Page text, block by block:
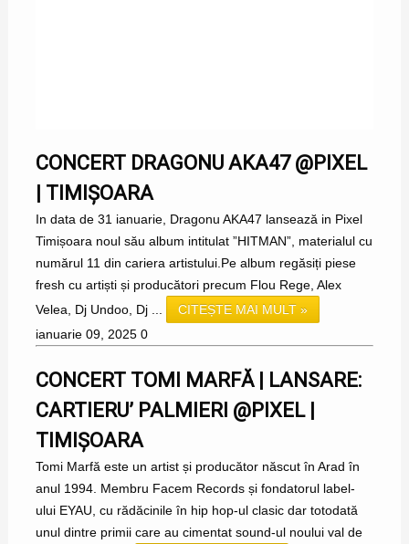
CONCERT DRAGONU AKA47 @PIXEL
| TIMIȘOARA
In data de 31 ianuarie, Dragonu AKA47 lansează in Pixel
Timișoara noul său album intitulat ”HITMAN”, materialul cu
numărul 11 din cariera artistului.Pe album regăsiți piese
fresh cu artiști și producători precum Flou Rege, Alex
Velea, Dj Undoo, Dj ...
CITEȘTE MAI MULT »
ianuarie 09, 2025 0
CONCERT TOMI MARFĂ | LANSARE:
CARTIERU’ PALMIERI @PIXEL |
TIMIȘOARA
Tomi Marfă este un artist și producător născut în Arad în
anul 1994. Membru Facem Records și fondatorul label-
ului EYAU, cu rădăcinile în hip hop-ul clasic dar totodată
unul dintre primii care au cimentat sound-ul noului val de